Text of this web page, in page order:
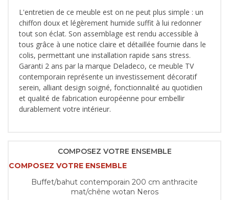
L'entretien de ce meuble est on ne peut plus simple : un
chiffon doux et légèrement humide suffit à lui redonner
tout son éclat. Son assemblage est rendu accessible à
tous grâce à une notice claire et détaillée fournie dans le
colis, permettant une installation rapide sans stress.
Garanti 2 ans par la marque Deladeco, ce meuble TV
contemporain représente un investissement décoratif
serein, alliant design soigné, fonctionnalité au quotidien
et qualité de fabrication européenne pour embellir
durablement votre intérieur.
COMPOSEZ VOTRE ENSEMBLE
COMPOSEZ VOTRE ENSEMBLE
Buffet/bahut contemporain 200 cm anthracite
mat/chêne wotan Neros